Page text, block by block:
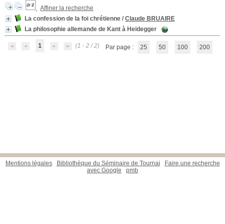
Affiner la recherche
La confession de la foi chrétienne / Claude BRUAIRE
La philosophie allemande de Kant à Heidegger
1 (1 - 2 / 2) Par page : 25 50 100 200
Mentions légales Bibliothèque du Séminaire de Tournai
Faire une recherche
avec Google
pmb